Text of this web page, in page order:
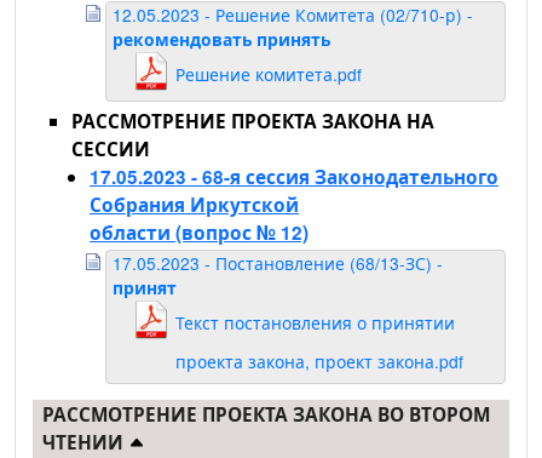
12.05.2023 - Решение Комитета (02/710-р) -
рекомендовать принять
Решение комитета.pdf
РАССМОТРЕНИЕ ПРОЕКТА ЗАКОНА НА
СЕССИИ
17.05.2023 - 68-я сессия Законодательного
Собрания Иркутской
области (вопрос № 12)
17.05.2023 - Постановление (68/13-ЗС) -
принят
Текст постановления о принятии
проекта закона, проект закона.pdf
РАССМОТРЕНИЕ ПРОЕКТА ЗАКОНА ВО ВТОРОМ
ЧТЕНИИ